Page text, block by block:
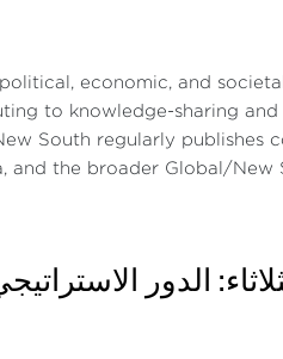
economic, and
to knowledge-sharing and
South regularly publishes
the broader Global/New
الدور